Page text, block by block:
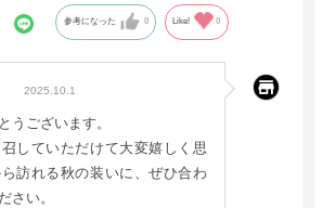
参考になった 0 Like! 0
2025.10.1
うございます。
していただけて大変嬉しく思
訪れる秋の装いに、ぜひ合わ
さい。